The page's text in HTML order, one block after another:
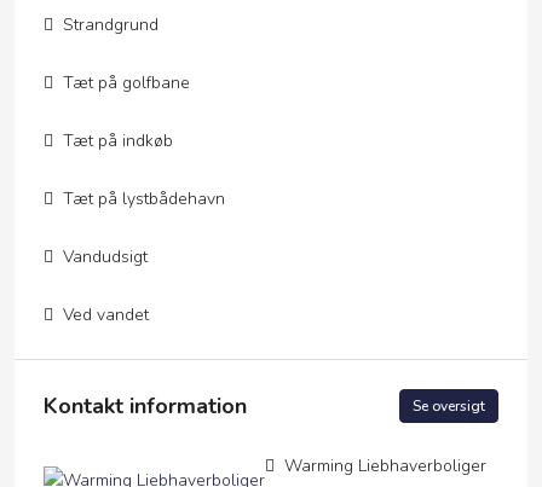
Strandgrund
Tæt på golfbane
Tæt på indkøb
Tæt på lystbådehavn
Vandudsigt
Ved vandet
Kontakt information Se oversigt
Warming Liebhaverboliger